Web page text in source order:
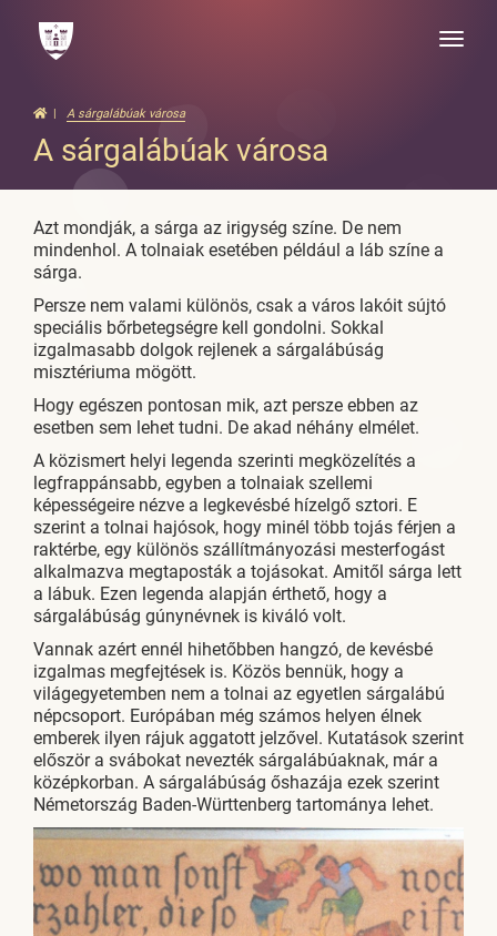
Toggle
A sárgalábúak városa
A sárgalábúak városa
Azt mondják, a sárga az irigység színe. De nem
mindenhol. A tolnaiak esetében például a láb színe a
sárga.
Persze nem valami különös, csak a város lakóit sújtó
speciális bőrbetegségre kell gondolni. Sokkal
izgalmasabb dolgok rejlenek a sárgalábúság
misztériuma mögött.
Hogy egészen pontosan mik, azt persze ebben az
esetben sem lehet tudni. De akad néhány elmélet.
A közismert helyi legenda szerinti megközelítés a
legfrappánsabb, egyben a tolnaiak szellemi
képességeire nézve a legkevésbé hízelgő sztori. E
szerint a tolnai hajósok, hogy minél több tojás férjen a
raktérbe, egy különös szállítmányozási mesterfogást
alkalmazva megtaposták a tojásokat. Amitől sárga lett
a lábuk. Ezen legenda alapján érthető, hogy a
sárgalábúság gúnynévnek is kiváló volt.
Vannak azért ennél hihetőbben hangzó, de kevésbé
izgalmas megfejtések is. Közös bennük, hogy a
világegyetemben nem a tolnai az egyetlen sárgalábú
népcsoport. Európában még számos helyen élnek
emberek ilyen rájuk aggatott jelzővel. Kutatások szerint
először a svábokat nevezték sárgalábúaknak, már a
középkorban. A sárgalábúság őshazája ezek szerint
Németország Baden-Württenberg tartománya lehet.